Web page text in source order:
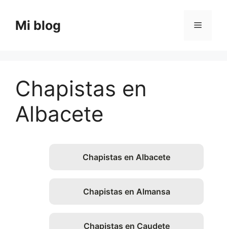
contenido
Mi blog Menú
Chapistas en
Albacete
Chapistas en Albacete
Chapistas en Almansa
Chapistas en Caudete